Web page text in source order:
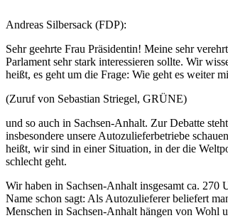
Andreas Silbersack (FDP):
Sehr geehrte Frau Präsidentin! Meine sehr
Parlament sehr stark interessieren sollte. Wir
heißt, es geht um die Frage: Wie geht es weiter
(Zuruf von Sebastian Striegel, GRÜNE)
und so auch in Sachsen-Anhalt. Zur Debatte
insbesondere unsere Autozulieferbetriebe
heißt, wir sind in einer Situation, in der die
schlecht geht.
Wir haben in Sachsen-Anhalt insgesamt ca.
Name schon sagt: Als Autozulieferer beliefert
Menschen in Sachsen-Anhalt hängen von Wohl